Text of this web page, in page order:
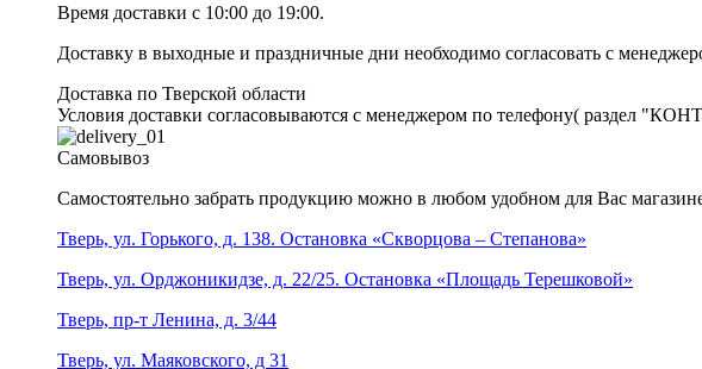
Время доставки с 10:00 до 19:00.
Доставку в выходные и праздничные дни необходимо согласовать с
Доставка по Тверской области
Условия доставки согласовываются с менеджером по телефону( раздел
Самовывоз
Самостоятельно забрать продукцию можно в любом удобном для Вас
Тверь, ул. Горького, д. 138. Остановка «Скворцова – Степанова»
Тверь, ул. Орджоникидзе, д. 22/25. Остановка «Площадь Терешковой»
Тверь, пр-т Ленина, д. 3/44
Тверь, ул. Маяковского, д 31